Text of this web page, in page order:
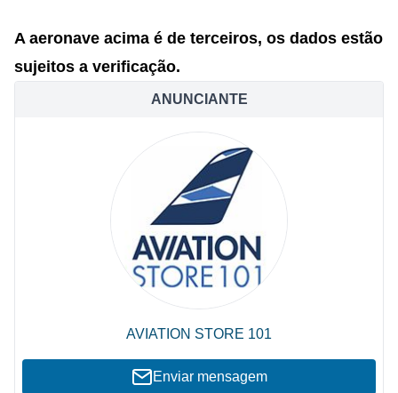
A aeronave acima é de terceiros, os dados estão
sujeitos a verificação.
ANUNCIANTE
AVIATION STORE 101
Enviar mensagem